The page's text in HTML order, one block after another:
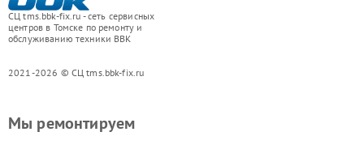
СЦ tms.bbk-fix.ru - сеть сервисных
центров в Томске по ремонту и
обслуживанию техники BBK
2021-2026 © СЦ tms.bbk-fix.ru
Мы ремонтируем